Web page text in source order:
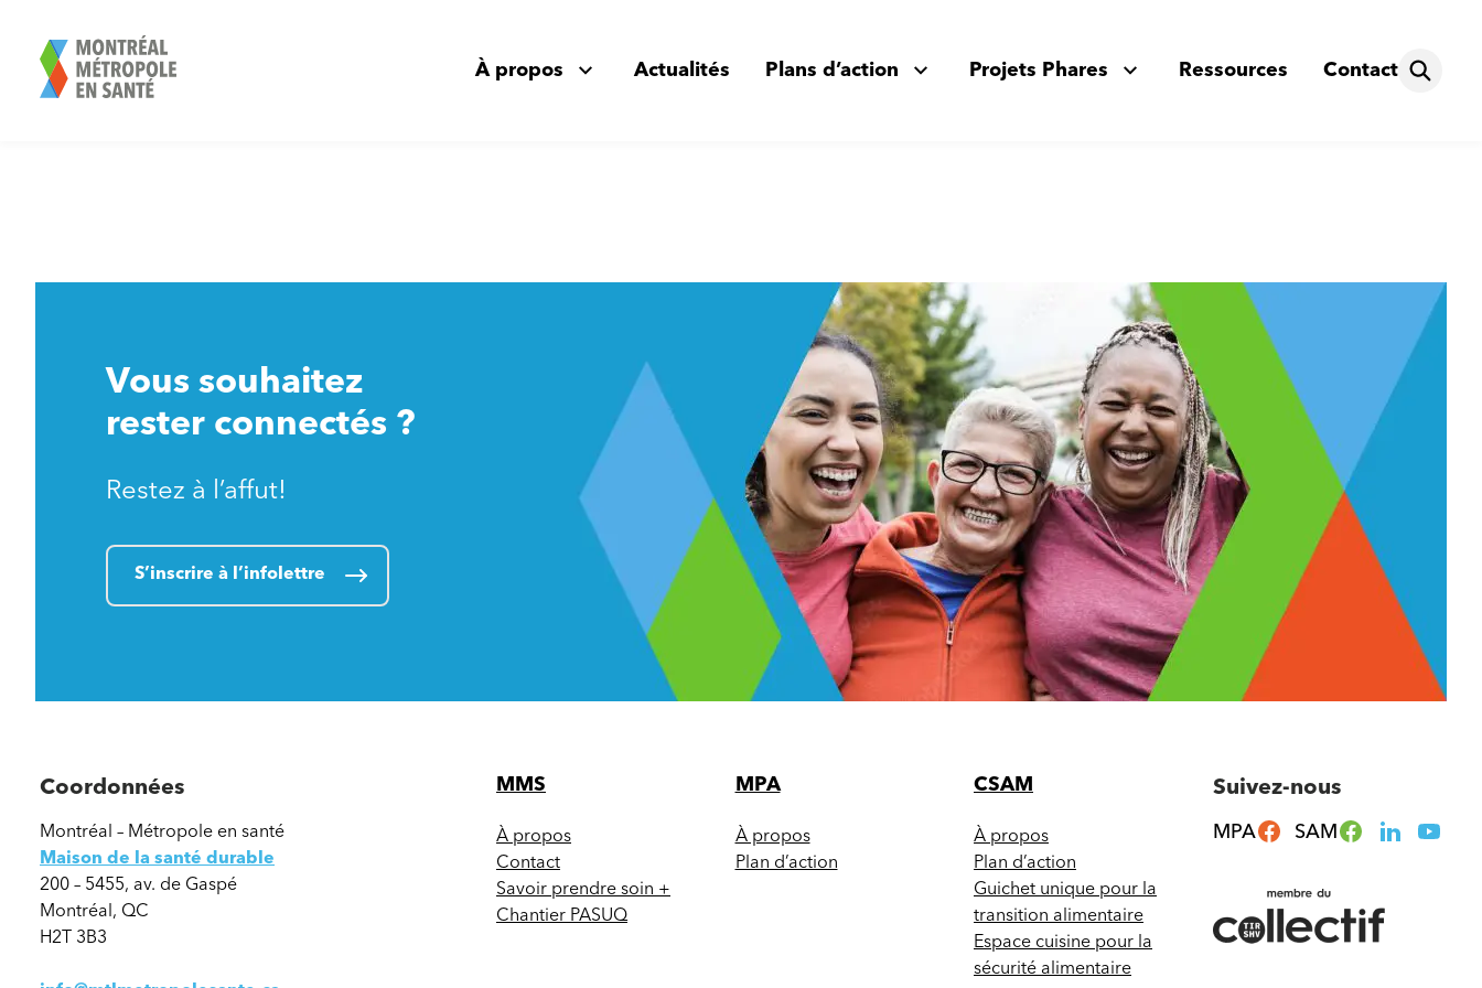
contenu
À propos Actualités Plans d’action Projets Phares Ressources Contact
Vous souhaitez
rester connectés ?
Restez à l’affut!
S’inscrire à l’infolettre
Coordonnées
Montréal – Métropole en santé
Maison de la santé durable
200 – 5455, av. de Gaspé
Montréal, QC
H2T 3B3
MMS
À propos
Contact
Savoir prendre soin +
Chantier PASUQ
MPA
À propos
Plan d’action
CSAM
À propos
Plan d’action
Guichet unique pour la
transition alimentaire
Espace cuisine pour la
sécurité alimentaire
Suivez-nous
MPA SAM